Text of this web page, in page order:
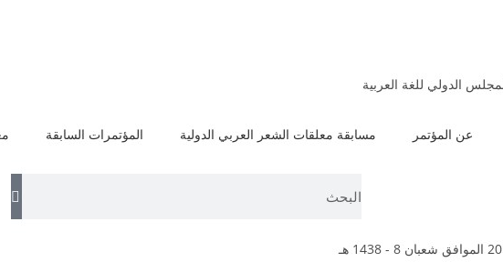
الدولي للغة العربية
عن المؤتمر مسابقة معلقات الشعر العربي الدولية المؤتمرات السابقة